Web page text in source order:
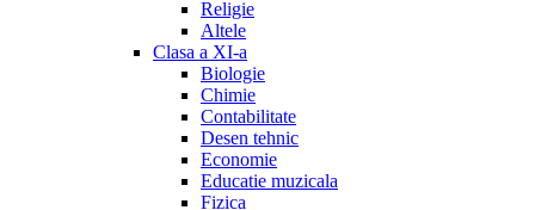
Religie
Altele
Clasa a XI-a
Biologie
Chimie
Contabilitate
Desen tehnic
Economie
Educatie muzicala
Fizica